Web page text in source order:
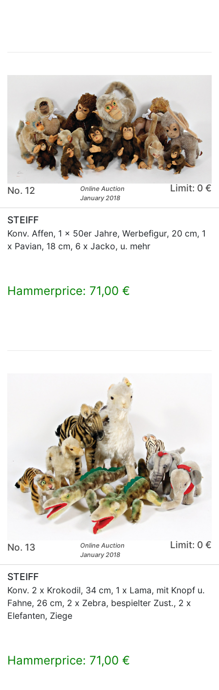
No. 12
Online Auction
January 2018
Limit: 0 €
STEIFF
Konv. Affen, 1 x 50er Jahre, Werbefigur, 20 cm, 1
x Pavian, 18 cm, 6 x Jacko, u. mehr
Hammerprice: 71,00 €
No. 13
Online Auction
January 2018
Limit: 0 €
STEIFF
Konv. 2 x Krokodil, 34 cm, 1 x Lama, mit Knopf u.
Fahne, 26 cm, 2 x Zebra, bespielter Zust., 2 x
Elefanten, Ziege
Hammerprice: 71,00 €